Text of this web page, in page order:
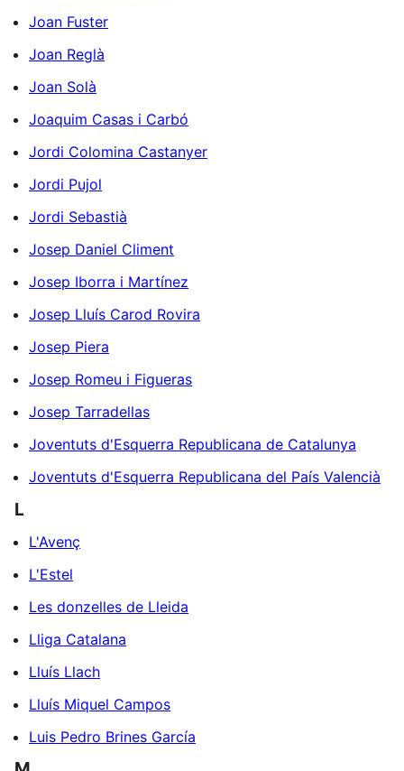
Joan Fuster
Joan Reglà
Joan Solà
Joaquim Casas i Carbó
Jordi Colomina Castanyer
Jordi Pujol
Jordi Sebastià
Josep Daniel Climent
Josep Iborra i Martínez
Josep Lluís Carod Rovira
Josep Piera
Josep Romeu i Figueras
Josep Tarradellas
Joventuts d'Esquerra Republicana de Catalunya
Joventuts d'Esquerra Republicana del País Valencià
L
L'Avenç
L'Estel
Les donzelles de Lleida
Lliga Catalana
Lluís Llach
Lluís Miquel Campos
Luis Pedro Brines García